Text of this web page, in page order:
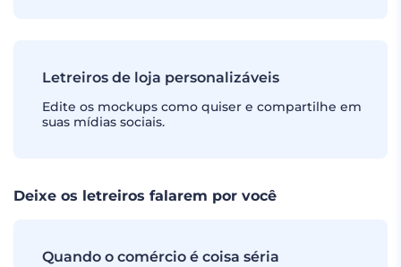
Letreiros de loja personalizáveis
Edite os mockups como quiser e compartilhe em
suas mídias sociais.
Deixe os letreiros falarem por você
Quando o comércio é coisa séria